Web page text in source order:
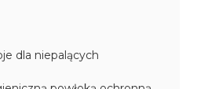
dla niepalących